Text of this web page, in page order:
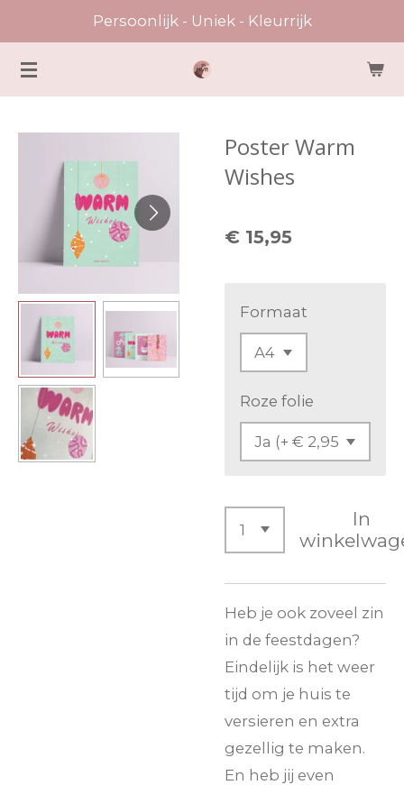
direct
naar
de
hoofdinhoud
Persoonlijk - Uniek - Kleurrijk
Poster Warm
Wishes
€ 15,95
Formaat
Roze folie
In
Heb je ook zoveel zin
in de feestdagen?
Eindelijk is het weer
tijd om je huis te
versieren en extra
gezellig te maken.
En heb jij even